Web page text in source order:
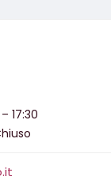
17:30